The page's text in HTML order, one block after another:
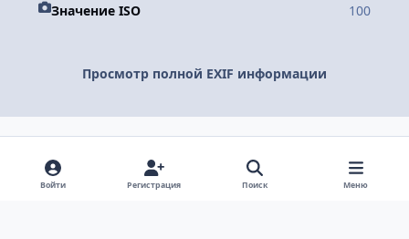
Значение ISO 100
Просмотр полной EXIF информации
Войти Регистрация Поиск Меню